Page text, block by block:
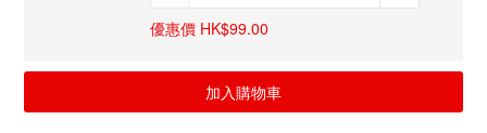
優惠價 HK$99.00
加入購物車